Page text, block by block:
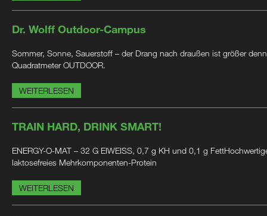
Dr. Wolff Outdoor-Campus
Sommer, Sonne, Sauerstoff – der Drang nach draußen ist größer
Quadratmeter OUTDOOR.
WEITERLESEN
TRAIN HARD, DRINK SMART!
ENERGY-O-MAT – 32 G EIWEISS, 0,7 g KH und 0,1 g
laktosefreies Mehrkomponenten-Protein
WEITERLESEN